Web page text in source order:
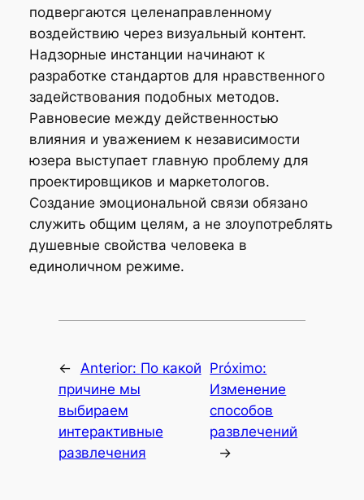
подвергаются целенаправленному
воздействию через визуальный контент.
Надзорные инстанции начинают к
разработке стандартов для нравственного
задействования подобных методов.
Равновесие между действенностью
влияния и уважением к независимости
юзера выступает главную проблему для
проектировщиков и маркетологов.
Создание эмоциональной связи обязано
служить общим целям, а не злоупотреблять
душевные свойства человека в
единоличном режиме.
← Anterior: По какой
причине мы
выбираем
интерактивные
развлечения
Próximo:
Изменение
способов
развлечений
→